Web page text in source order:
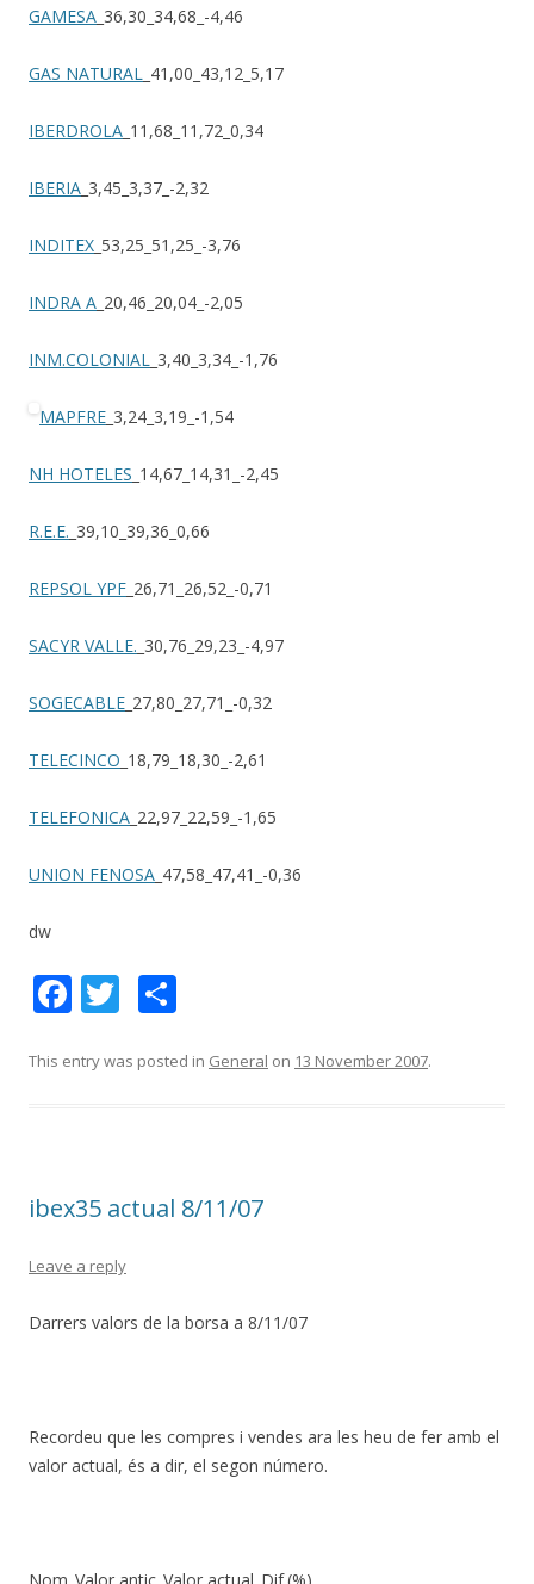
GAMESA _36,30_34,68_-4,46
GAS NATURAL _41,00_43,12_5,17
IBERDROLA _11,68_11,72_0,34
IBERIA _3,45_3,37_-2,32
INDITEX _53,25_51,25_-3,76
INDRA A _20,46_20,04_-2,05
INM.COLONIAL _3,40_3,34_-1,76
MAPFRE _3,24_3,19_-1,54
NH HOTELES _14,67_14,31_-2,45
R.E.E. _39,10_39,36_0,66
REPSOL YPF _26,71_26,52_-0,71
SACYR VALLE. _30,76_29,23_-4,97
SOGECABLE _27,80_27,71_-0,32
TELECINCO _18,79_18,30_-2,61
TELEFONICA _22,97_22,59_-1,65
UNION FENOSA _47,58_47,41_-0,36
dw
F
e
k
T
itt ar
This entry was posted in General on 13 November 2007.
ibex35 actual 8/11/07
Leave a reply
Darrers valors de la borsa a 8/11/07
Recordeu que les compres i vendes ara les heu de fer amb el
valor actual, és a dir, el segon número.